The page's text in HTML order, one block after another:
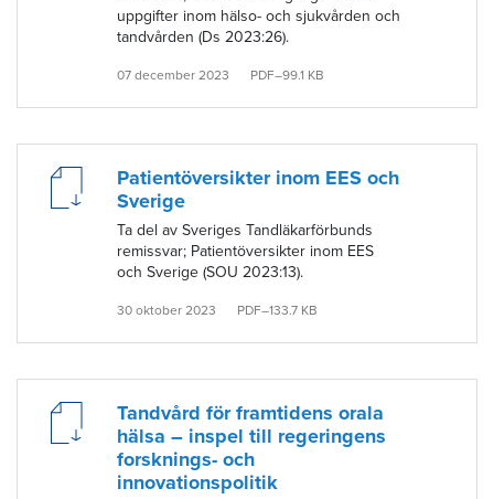
uppgifter inom hälso- och sjukvården och
tandvården (Ds 2023:26).
07 december 2023 PDF–99.1 KB
Patientöversikter inom EES och
Sverige
Ta del av Sveriges Tandläkarförbunds
remissvar; Patientöversikter inom EES
och Sverige (SOU 2023:13).
30 oktober 2023 PDF–133.7 KB
Tandvård för framtidens orala
hälsa – inspel till regeringens
forsknings- och
innovationspolitik